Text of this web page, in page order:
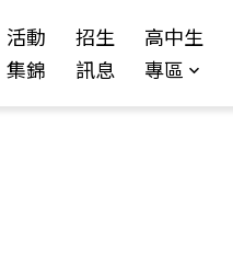
活動
集錦
招生
訊息
高中生
專區